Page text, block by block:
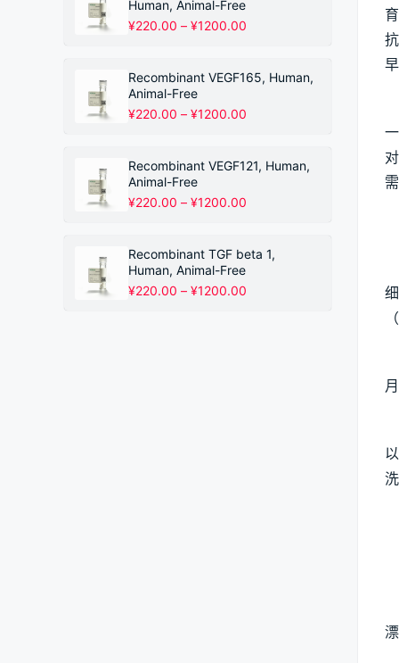
Human, Animal-Free
¥220.00 – ¥1200.00
围：
¥220.00
Recombinant VEGF165, Human,
Animal-Free
¥220.00 – ¥1200.00
围：
¥220.00
Recombinant VEGF121, Human,
Animal-Free
¥220.00 – ¥1200.00
围：
¥220.00
Recombinant TGF beta 1,
Human, Animal-Free
¥220.00 – ¥1200.00